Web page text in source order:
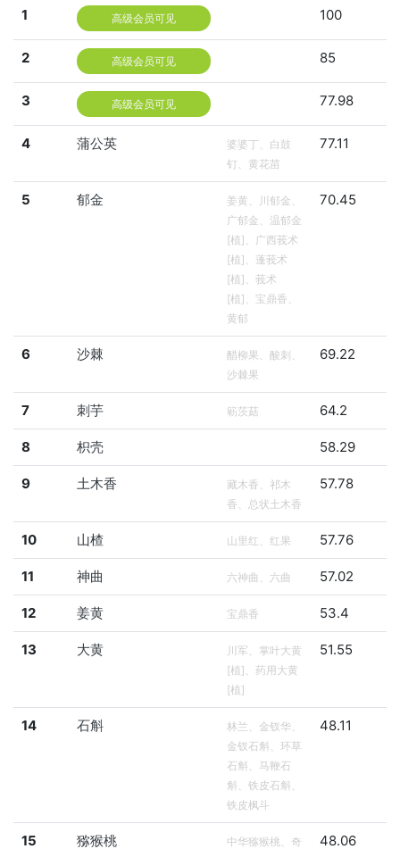
1 高级会员可见 100
2 高级会员可见 85
3 高级会员可见 77.98
4 蒲公英
婆婆丁、白鼓
钉、黄花苗
77.11
5 郁金
姜黄、川郁金、
广郁金、温郁金
[植]、广西莪术
[植]、蓬莪术
[植]、莪术
[植]、宝鼎香、
黄郁
70.45
6 沙棘
醋柳果、酸刺、
沙棘果
69.22
7 刺芋 簕茨菇 64.2
8 枳壳 58.29
9 土木香
藏木香、祁木
香、总状土木香
57.78
10 山楂 山里红、红果 57.76
11 神曲 六神曲、六曲 57.02
12 姜黄 宝鼎香 53.4
13 大黄
川军、掌叶大黄
[植]、药用大黄
[植]
51.55
14 石斛
林兰、金钗华、
金钗石斛、环草
石斛、马鞭石
斛、铁皮石斛、
铁皮枫斗
48.11
15 猕猴桃 中华猕猴桃、奇 48.06